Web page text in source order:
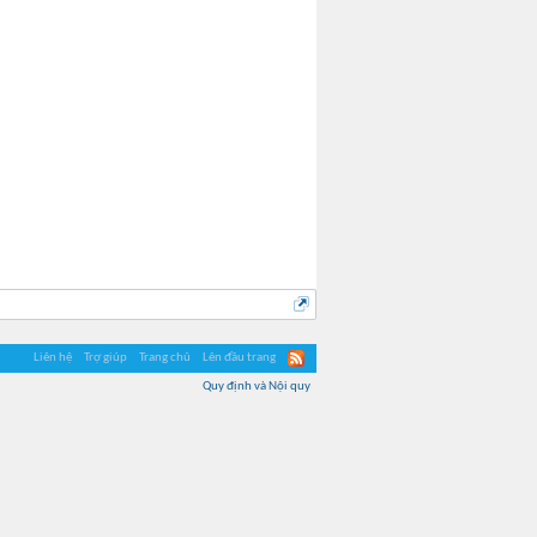
Liên hệ Trợ giúp Trang chủ Lên đầu trang
Quy định và Nội quy